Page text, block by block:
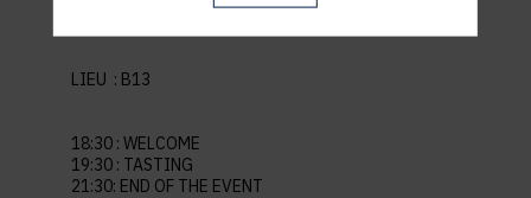
LIEU : B13
18:30 : WELCOME
19:30 : TASTING
21:30: END OF THE EVENT